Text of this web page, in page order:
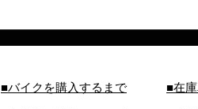
■バイクを購入するまで ■在